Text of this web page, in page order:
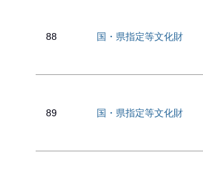
88 国・県指定等文化財
89 国・県指定等文化財